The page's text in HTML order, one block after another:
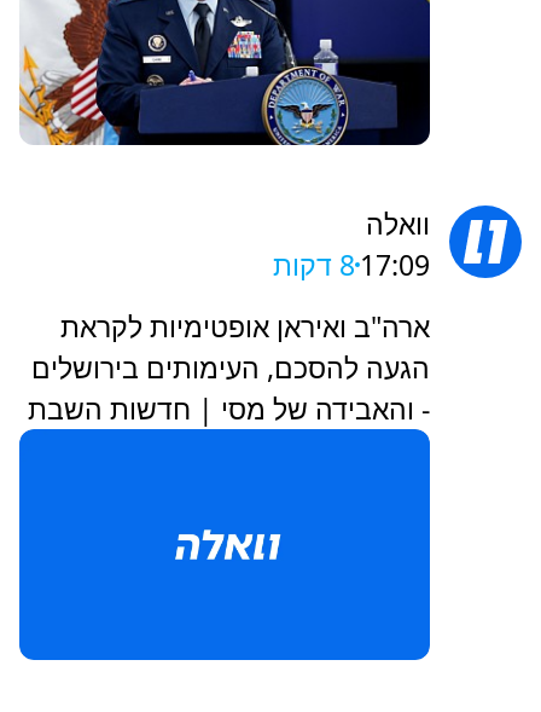
וואלה
17:09 8 דקות
ארה"ב ואיראן אופטימיות לקראת
הגעה להסכם, העימותים בירושלים
- והאבידה של מסי | חדשות השבת